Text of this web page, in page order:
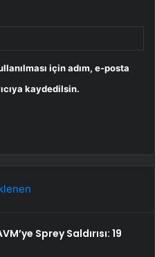
için adım, e-posta
kaydedilsin.
Sprey Saldırısı: 19